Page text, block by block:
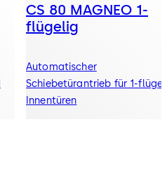
CS 80 MAGNEO 1-
flügelig
Automatischer
Schiebetürantrieb für 1-
Innentüren